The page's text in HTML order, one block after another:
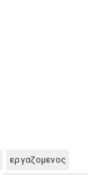
εργαζομενος